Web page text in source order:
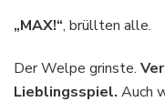
„MAX!“, brüllten alle.
Der Welpe grinste.
Lieblingsspiel. Auch